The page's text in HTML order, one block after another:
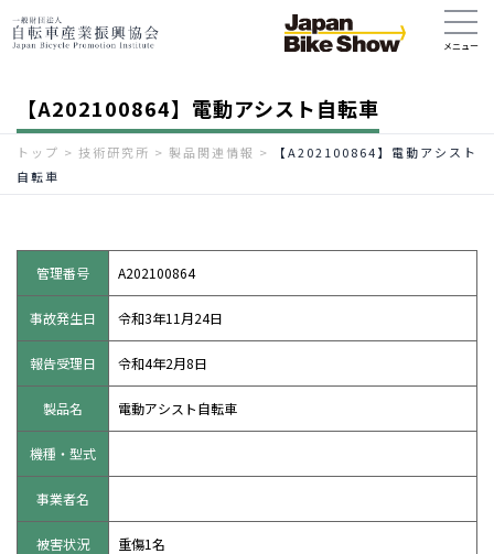
【A202100864】電動アシスト自転車
トップ > 技術研究所 > 製品関連情報 >
【A202100864】電動アシスト
自転車
管理番号 A202100864
事故発生日 令和3年11月24日
報告受理日 令和4年2月8日
製品名 電動アシスト自転車
機種・型式
事業者名
被害状況 重傷1名